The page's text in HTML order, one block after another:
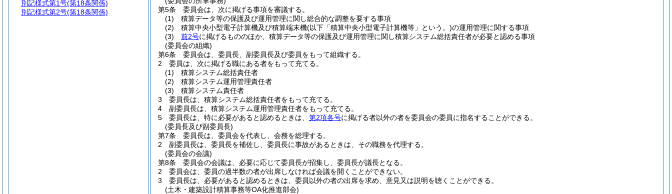
第5条
委員会は、次に掲げる事項を審議する。
(1)
積算データ等の保護及び運用管理に関し総合的な調整を要する事項
(2)
積算中央小型電子計算機及び積算端末機(以下「積算中央小型電子計算機等」という。)の運用管理に関する事項
(3)
前2号に掲げるもののほか、積算データ等の保護及び運用管理に関し積算システム総括責任者が必要と認める事項
(委員会の組織)
第6条
委員会は、委員長、副委員長及び委員をもって組織する。
2
委員は、次に掲げる職にある者をもって充てる。
(1)
積算システム総括責任者
(2)
積算システム運用管理責任者
(3)
積算システム責任者
3
委員長は、積算システム総括責任者をもって充てる。
4
副委員長は、積算システム運用管理責任者をもって充てる。
5
委員長は、特に必要があると認めるときは、 第2項各号に掲げる者以外の者を委員会の委員に指名することができる。
(委員長及び副委員長)
第7条
委員長は、委員会を代表し、会務を総理する。
2
副委員長は、委員長を補佐し、委員長に事故があるときは、その職務を代理する。
(委員会の会議)
第8条
委員会の会議は、必要に応じて委員長が招集し、委員長が議長となる。
2
委員会は、委員の過半数の者が出席しなければ会議を開くことができない。
3
委員長は、必要があると認めるときは、委員以外の者の出席を求め、意見又は説明を聴くことができる。
(土木・建築設計積算事務等OA化推進部会)
別記様式第1号(第18条関係)
別記様式第2号(第18条関係)